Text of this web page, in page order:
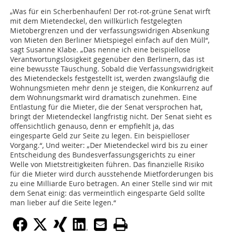
„Was für ein Scherbenhaufen! Der rot-rot-grüne Senat wirft
mit dem Mietendeckel, den willkürlich festgelegten
Mietobergrenzen und der verfassungswidrigen Absenkung
von Mieten den Berliner Mietspiegel einfach auf den Müll“,
sagt Susanne Klabe. „Das nenne ich eine beispiellose
Verantwortungslosigkeit gegenüber den Berlinern, das ist
eine bewusste Täuschung. Sobald die Verfassungswidrigkeit
des Mietendeckels festgestellt ist, werden zwangsläufig die
Wohnungsmieten mehr denn je steigen, die Konkurrenz auf
dem Wohnungsmarkt wird dramatisch zunehmen. Eine
Entlastung für die Mieter, die der Senat versprochen hat,
bringt der Mietendeckel langfristig nicht. Der Senat sieht es
offensichtlich genauso, denn er empfiehlt ja, das
eingesparte Geld zur Seite zu legen. Ein beispielloser
Vorgang.“, Und weiter: „Der Mietendeckel wird bis zu einer
Entscheidung des Bundesverfassungsgerichts zu einer
Welle von Mietstreitigkeiten führen. Das finanzielle Risiko
für die Mieter wird durch ausstehende Mietforderungen bis
zu eine Milliarde Euro betragen. An einer Stelle sind wir mit
dem Senat einig: das vermeintlich eingesparte Geld sollte
man lieber auf die Seite legen.“